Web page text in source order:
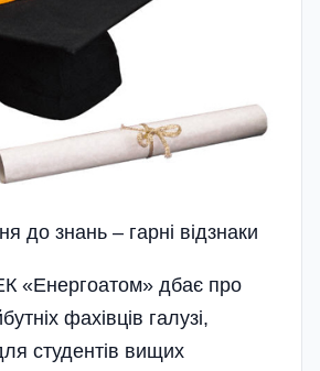
до знань – гарні відзнаки
«Енергоатом» дбає про
фахівців галузі,
студентів вищих